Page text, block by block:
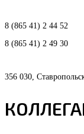
8 (865 41) 2 44 52
8 (865 41) 2 49 30
356 030,